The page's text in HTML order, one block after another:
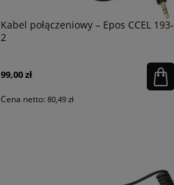
Kabel połączeniowy – Epos CCEL 193-
2
99,00 zł
Cena netto: 80,49 zł